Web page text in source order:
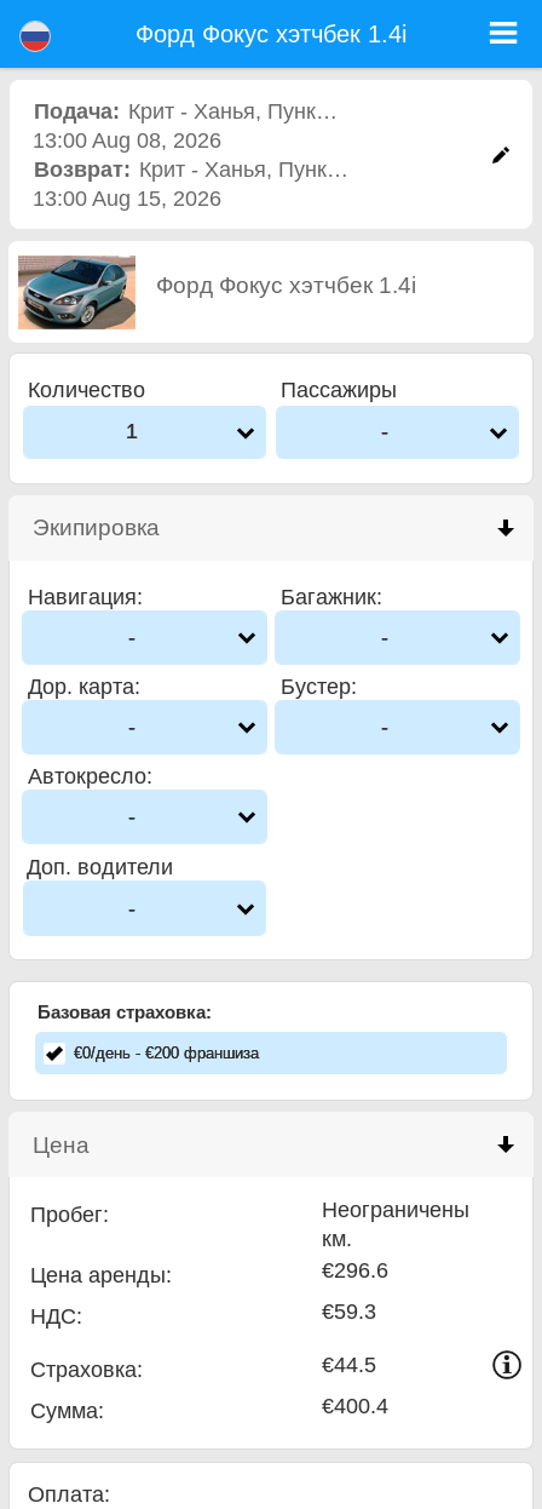
Полная страховка (без депозит), неограниченный пробег, бесплатные детские сиденья, бесплатные дополнительных
водителей, низкая цена аренды автомобиля гарантируется.
Форд Фокус хэтчбек 1.4i
Подача: Крит - Ханья, Пункт проката
13:00 Aug 08, 2026
Возврат: Крит - Ханья, Пункт проката
13:00 Aug 15, 2026
Форд Фокус хэтчбек 1.4i
Количество
1
Пассажиры
-
Экипировка
Навигация:
-
Багажник:
-
Дор. карта:
-
Бустер:
-
Автокресло:
-
Доп. водители
-
Базовая страховка:
€0/день - €200франшиза
Цена
Пробег:
Неограничены
км.
Цена аренды:
€296.6
НДС:
€59.3
Страховка:
€44.5
Сумма: €400.4
Оплата: